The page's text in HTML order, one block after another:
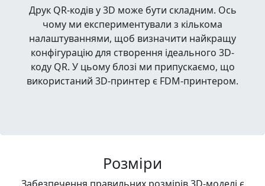
Друк QR-кодів у 3D може бути складним. Ось
чому ми експериментували з кількома
налаштуваннями, щоб визначити найкращу
конфігурацію для створення ідеального 3D-
коду QR. У цьому блозі ми припускаємо, що
використаний 3D-принтер є FDM-принтером.
Розміри